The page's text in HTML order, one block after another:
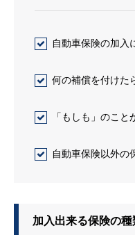
自動車保険の加入
何の補償を付けた
「もしも」のこ
自動車保険以外の
加入出来る保険の種